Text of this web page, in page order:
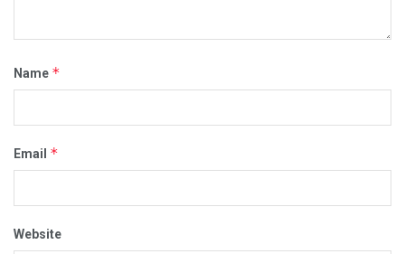
Name *
Email *
Website